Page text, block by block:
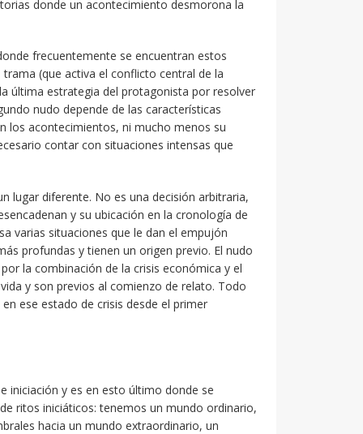
donde un acontecimiento desmorona la
frecuentemente se encuentran estos
(que activa el conflicto central de la
última estrategia del protagonista por resolver
nudo depende de las características
los acontecimientos, ni mucho menos su
contar con situaciones intensas que
lugar diferente. No es una decisión arbitraria,
y su ubicación en la cronología de
varias situaciones que le dan el empujón
profundas y tienen un origen previo. El nudo
la combinación de la crisis económica y el
y son previos al comienzo de relato. Todo
ese estado de crisis desde el primer
iniciación y es en esto último donde se
ritos iniciáticos: tenemos un mundo ordinario,
hacia un mundo extraordinario, un